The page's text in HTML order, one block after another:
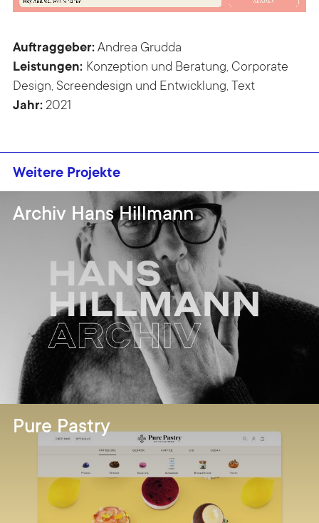
Auftraggeber: Andrea Grudda
Leistungen: Konzeption und Beratung, Corporate
Design, Screendesign und Entwicklung, Text
Jahr: 2021
Weitere Projekte
Archiv Hans Hillmann
Pure Pastry